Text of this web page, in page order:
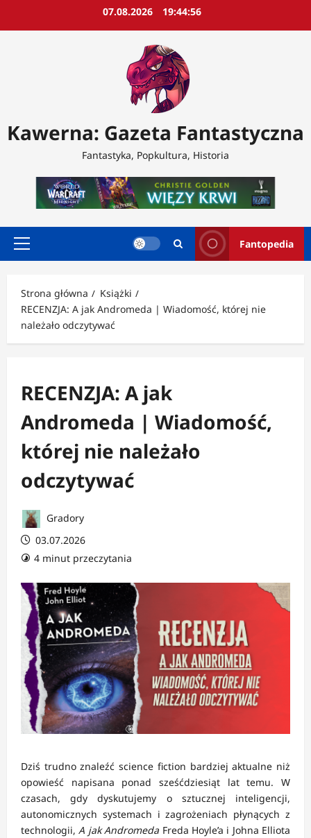
07.08.2026 19:44:59
Kawerna: Gazeta Fantastyczna
Fantastyka, Popkultura, Historia
Menu
Fantopedia
Strona główna
Książki
RECENZJA: A jak Andromeda | Wiadomość, której nie
należało odczytywać
RECENZJA: A jak
Andromeda | Wiadomość,
której nie należało
odczytywać
Gradory
03.07.2026
4 minut przeczytania
Dziś trudno znaleźć science fiction bardziej aktualne niż
opowieść napisana ponad sześćdziesiąt lat temu. W
czasach, gdy dyskutujemy o sztucznej inteligencji,
autonomicznych systemach i zagrożeniach płynących z
technologii,A jak Andromeda Freda Hoyle’a i Johna Elliota